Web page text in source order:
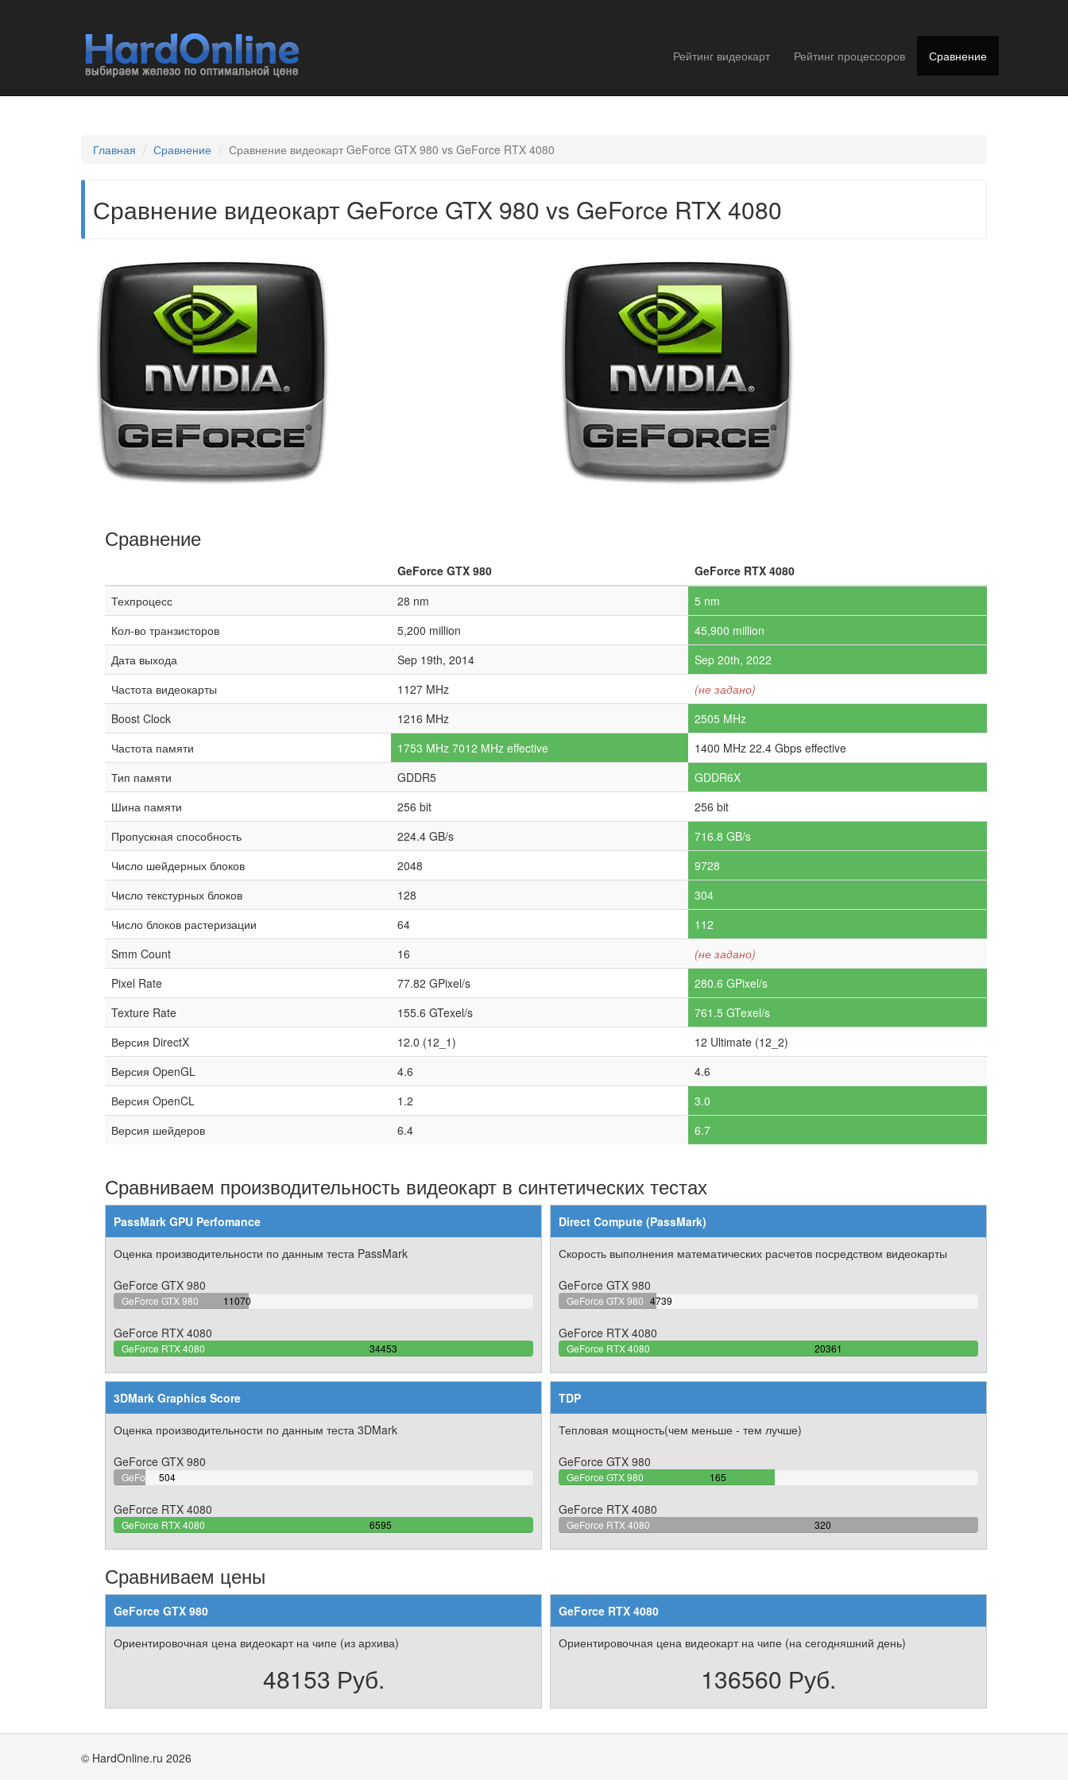
Рейтинг видеокарт Рейтинг процессоров Сравнение
Главная Сравнение Сравнение видеокарт GeForce GTX 980 vs GeForce RTX 4080
Сравнение видеокарт GeForce GTX 980 vs GeForce RTX 4080
Сравнение
GeForce GTX 980
GeForce RTX 4080
Техпроцесс
28 nm
5 nm
Кол-во транзисторов
5,200 million
45,900 million
Дата выхода
Sep 19th, 2014
Sep 20th, 2022
Частота видеокарты
1127 MHz
(не задано)
Boost Clock
1216 MHz
2505 MHz
Частота памяти
1753 MHz 7012 MHz effective
1400 MHz 22.4 Gbps effective
Тип памяти
GDDR5
GDDR6X
Шина памяти
256 bit
256 bit
Пропускная способность
224.4 GB/s
716.8 GB/s
Число шейдерных блоков
2048
9728
Число текстурных блоков
128
304
Число блоков растеризации
64
112
Smm Count
16
(не задано)
Pixel Rate
77.82 GPixel/s
280.6 GPixel/s
Texture Rate
155.6 GTexel/s
761.5 GTexel/s
Версия DirectX
12.0 (12_1)
12 Ultimate (12_2)
Версия OpenGL
4.6
4.6
Версия OpenCL
1.2
3.0
Версия шейдеров
6.4 6.7
Сравниваем производительность видеокарт в синтетических тестах
PassMark GPU Perfomance
Оценка производительности по данным теста PassMark
GeForce GTX 980
GeForce GTX 980 11070
32.130728818971%
GeForce RTX 4080
GeForce RTX 4080 34453
100%
3DMark Graphics Score
Оценка производительности по данным теста 3DMark
GeForce GTX 980
GeForce 504
7.642153146323%
GeForce RTX 4080
GeForce RTX 4080 6595
100%
Direct Compute (PassMark)
Скорость выполнения математических расчетов посредством видеокарты
GeForce GTX 980
GeForce GTX 980 4739
23.274888266785%
GeForce RTX 4080
GeForce RTX 4080 20361
100%
TDP
Тепловая мощность(чем меньше - тем лучше)
GeForce GTX 980
GeForce GTX 980 165
51.5625%
GeForce RTX 4080
GeForce RTX 4080 320
100%
Сравниваем цены
GeForce GTX 980
Ориентировочная цена видеокарт на чипе (из архива)
48153 Руб.
GeForce RTX 4080
Ориентировочная цена видеокарт на чипе (на сегодняшний день)
136560 Руб.
© HardOnline.ru 2026